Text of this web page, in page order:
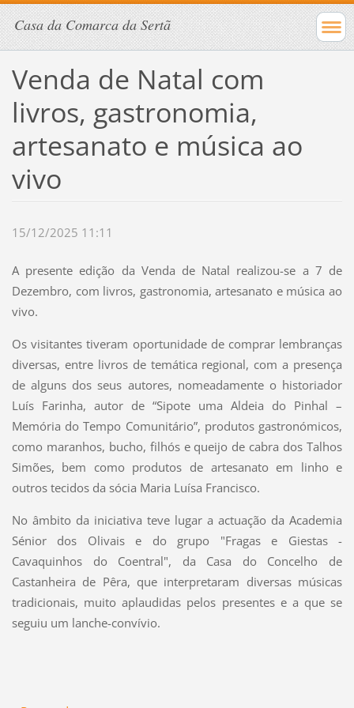
Casa da Comarca da Sertã
Venda de Natal com
livros, gastronomia,
artesanato e música ao
vivo
15/12/2025 11:11
A presente edição da Venda de Natal realizou-se a 7 de
Dezembro, com livros, gastronomia, artesanato e música ao
vivo.
Os visitantes tiveram oportunidade de comprar lembranças
diversas, entre livros de temática regional, com a presença
de alguns dos seus autores, nomeadamente o historiador
Luís Farinha, autor de “Sipote uma Aldeia do Pinhal –
Memória do Tempo Comunitário”, produtos gastronómicos,
como maranhos, bucho, filhós e queijo de cabra dos Talhos
Simões, bem como produtos de artesanato em linho e
outros tecidos da sócia Maria Luísa Francisco.
No âmbito da iniciativa teve lugar a actuação da Academia
Sénior dos Olivais e do grupo "Fragas e Giestas -
Cavaquinhos do Coentral", da Casa do Concelho de
Castanheira de Pêra, que interpretaram diversas músicas
tradicionais, muito aplaudidas pelos presentes e a que se
seguiu um lanche-convívio.